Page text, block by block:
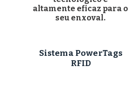
altamente eficaz para o
seu enxoval.
Sistema PowerTags
RFID